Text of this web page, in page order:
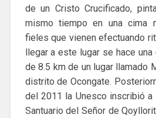
de un Cristo Crucificado,
mismo tiempo en una cima
fieles que vienen efectuando
llegar a este lugar se hace una
de 8.5 km de un lugar llamado
distrito de Ocongate.
del 2011 la Unesco inscribió a
Santuario del Señor de